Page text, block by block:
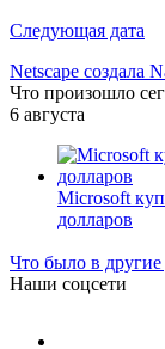
записям
Следующая дата
Netscape создала
Что произошло
6 августа
Microsoft
долларов
Что было в
Наши соцсети